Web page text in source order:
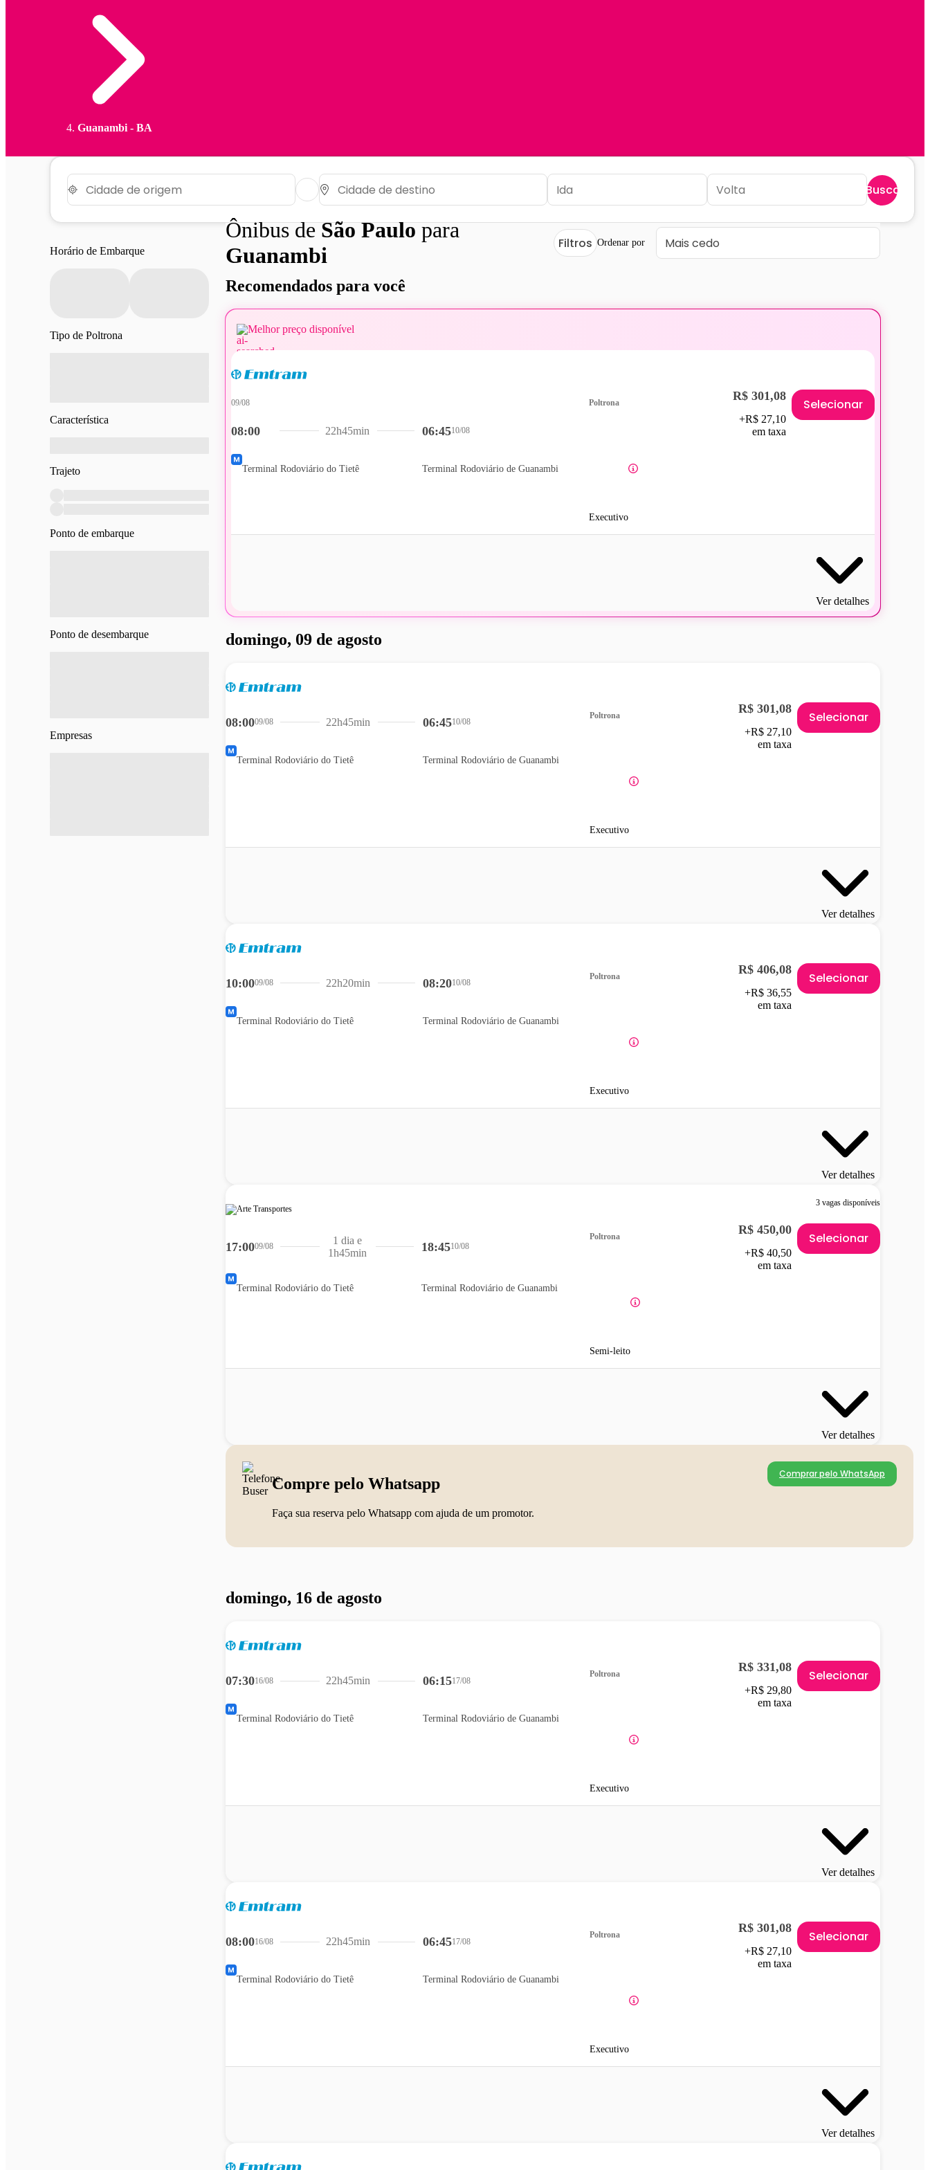
Guanambi - BA
Buscar
Horário de Embarque
Tipo de Poltrona
Característica
Trajeto
Ponto de embarque
Ponto de desembarque
Empresas
Ônibus deSão Paulopara
Guanambi
Filtros Ordenar por
Recomendados para você
Melhor preço disponível
08:00
09/08
Terminal Rodoviário do Tietê
06:4510/08
Terminal Rodoviário de Guanambi
22h45min
Poltrona
Executivo
R$ 301,08
+R$ 27,10
em taxa
Selecionar
Ver detalhes
domingo, 09 de agosto
08:0009/08
Terminal Rodoviário do Tietê
06:4510/08
Terminal Rodoviário de Guanambi
22h45min
Poltrona
Executivo
R$ 301,08
+R$ 27,10
em taxa
Selecionar
Ver detalhes
10:0009/08
Terminal Rodoviário do Tietê
08:2010/08
Terminal Rodoviário de Guanambi
22h20min
Poltrona
Executivo
R$ 406,08
+R$ 36,55
em taxa
Selecionar
Ver detalhes
3 vagas disponíveis
17:0009/08
Terminal Rodoviário do Tietê
18:4510/08
Terminal Rodoviário de Guanambi
1 dia e
1h45min
Poltrona
Semi-leito
R$ 450,00
+R$ 40,50
em taxa
Selecionar
Ver detalhes
Compre pelo Whatsapp
Faça sua reserva pelo Whatsapp com ajuda de um promotor.
Comprar pelo WhatsApp
domingo, 16 de agosto
07:3016/08
Terminal Rodoviário do Tietê
06:1517/08
Terminal Rodoviário de Guanambi
22h45min
Poltrona
Executivo
R$ 331,08
+R$ 29,80
em taxa
Selecionar
Ver detalhes
08:0016/08
Terminal Rodoviário do Tietê
06:4517/08
Terminal Rodoviário de Guanambi
22h45min
Poltrona
Executivo
R$ 301,08
+R$ 27,10
em taxa
Selecionar
Ver detalhes